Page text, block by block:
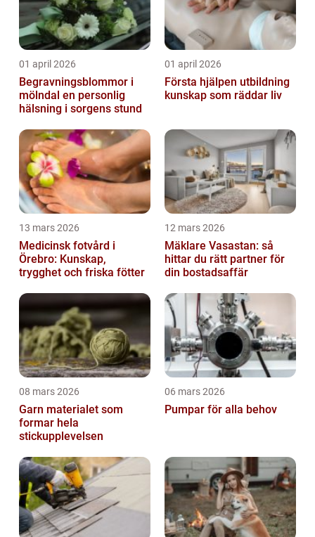
01 april 2026
Begravningsblommor i
mölndal en personlig
hälsning i sorgens stund
01 april 2026
Första hjälpen utbildning
kunskap som räddar liv
13 mars 2026
Medicinsk fotvård i
Örebro: Kunskap,
trygghet och friska fötter
12 mars 2026
Mäklare Vasastan: så
hittar du rätt partner för
din bostadsaffär
08 mars 2026
Garn materialet som
formar hela
stickupplevelsen
06 mars 2026
Pumpar för alla behov